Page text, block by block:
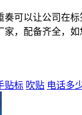
可以让公司在
，配备齐全，如
贴标 吹贴 电话多